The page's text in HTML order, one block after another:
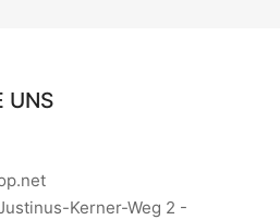
UNS
Kerner-Weg 2 -